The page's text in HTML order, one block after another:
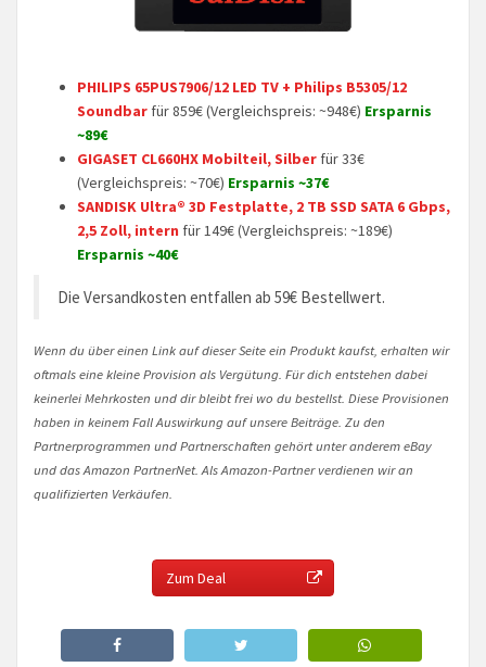
PHILIPS 65PUS7906/12 LED TV + Philips B5305/12
Soundbar für 859€ (Vergleichspreis: ~948€) Ersparnis
~89€
GIGASET CL660HX Mobilteil, Silber für 33€
(Vergleichspreis: ~70€) Ersparnis ~37€
SANDISK Ultra® 3D Festplatte, 2 TB SSD SATA 6 Gbps,
2,5 Zoll, intern für 149€ (Vergleichspreis: ~189€)
Ersparnis ~40€
Die Versandkosten entfallen ab 59€ Bestellwert.
Wenn du über einen Link auf dieser Seite ein Produkt kaufst, erhalten wir
oftmals eine kleine Provision als Vergütung. Für dich entstehen dabei
keinerlei Mehrkosten und dir bleibt frei wo du bestellst. Diese Provisionen
haben in keinem Fall Auswirkung auf unsere Beiträge. Zu den
Partnerprogrammen und Partnerschaften gehört unter anderem eBay
und das Amazon PartnerNet. Als Amazon-Partner verdienen wir an
qualifizierten Verkäufen.
Zum Deal